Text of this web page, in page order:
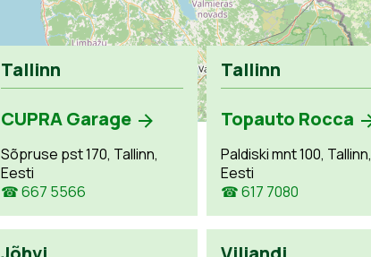
Tallinn
CUPRA Garage
Sõpruse pst 170, Tallinn,
Eesti
☎ 667 5566
Tallinn
Topauto Rocca
Paldiski mnt 100, Tallinn,
Eesti
☎ 617 7080